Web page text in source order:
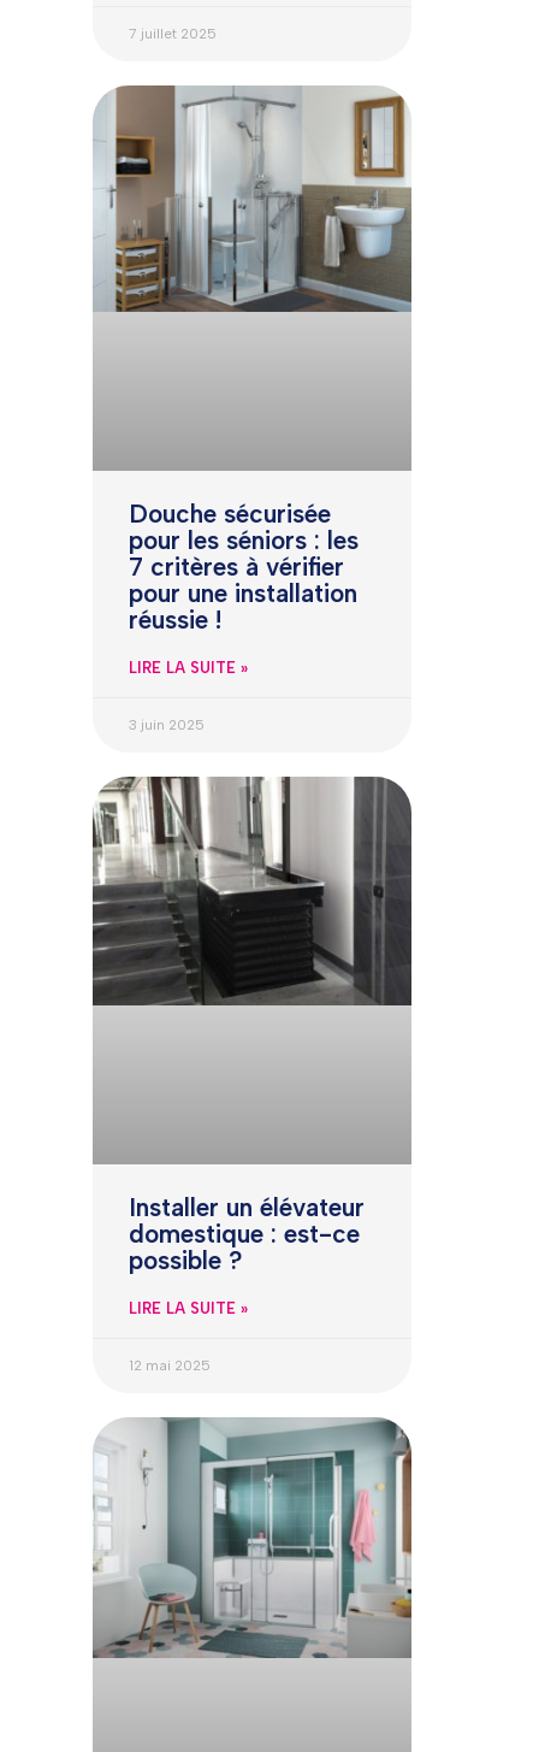
7 juillet 2025
Douche sécurisée
pour les séniors : les
7 critères à vérifier
pour une installation
réussie !
LIRE LA SUITE »
3 juin 2025
Installer un élévateur
domestique : est-ce
possible ?
LIRE LA SUITE »
12 mai 2025